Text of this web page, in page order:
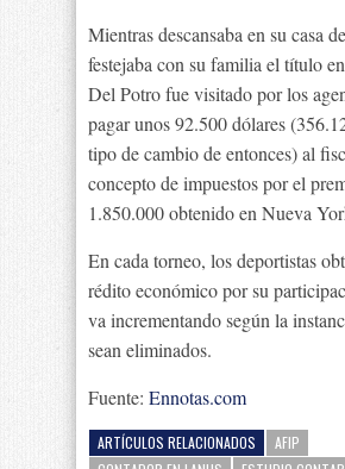
Mientras descansaba en su casa
festejaba con su familia el título
Del Potro fue visitado por los
pagar unos 92.500 dólares
tipo de cambio de entonces) al
concepto de impuestos por el
1.850.000 obtenido en Nueva
En cada torneo, los deportistas
rédito económico por su
va incrementando según la
sean eliminados.
Fuente: Ennotas.com
ARTÍCULOS RELACIONADOS
AFIP